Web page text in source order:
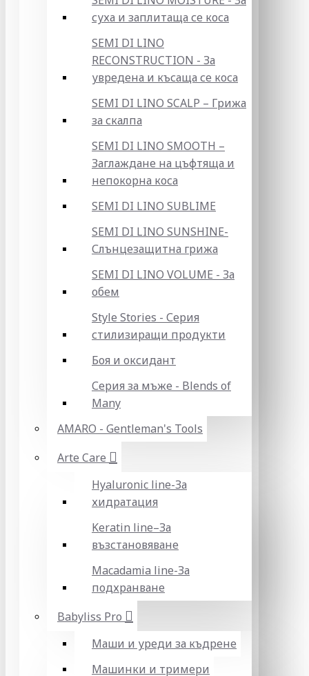
суха и заплитаща се коса
SEMI DI LINO
RECONSTRUCTION - За
увредена и късаща се коса
SEMI DI LINO SCALP – Грижа
за скалпа
SEMI DI LINO SMOOTH –
Заглаждане на цъфтяща и
непокорна коса
SEMI DI LINO SUBLIME
SEMI DI LINO SUNSHINE-
Слънцезащитна грижа
SEMI DI LINO VOLUME - За
обем
Style Stories - Серия
стилизиращи продукти
Боя и оксидант
Серия за мъже - Blends of
Many
AMARO - Gentleman's Tools
Arte Care
Hyaluronic line-За
хидратация
Keratin line–За
възстановяване
Macadamia line-За
подхранване
Babyliss Pro
Маши и уреди за къдрене
Машинки и тримери